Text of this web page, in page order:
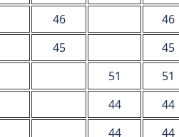
46 46
45 45
51 51
44 44
44 44